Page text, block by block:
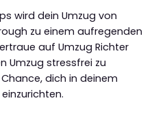
wird dein Umzug von
zu einem aufregenden
auf Umzug Richter
Umzug stressfrei zu
dich in deinem